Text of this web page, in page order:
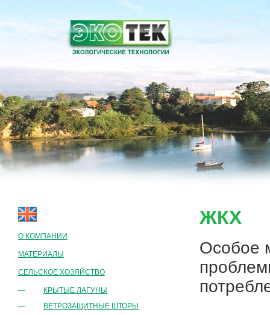
О КОМПАНИИ
МАТЕРИАЛЫ
СЕЛЬСКОЕ ХОЗЯЙСТВО
—
КРЫТЫЕ ЛАГУНЫ
—
ВЕТРОЗАЩИТНЫЕ ШТОРЫ
ЖКХ
Особое